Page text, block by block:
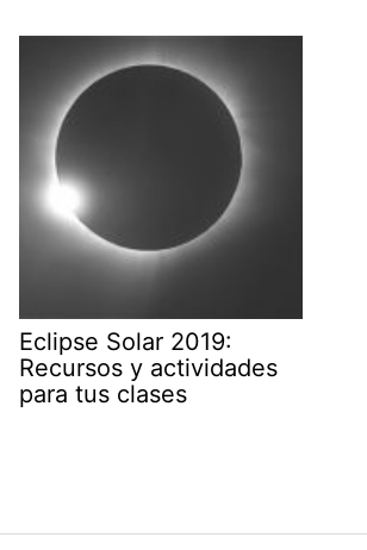
Eclipse Solar 2019:
Recursos y actividades
para tus clases